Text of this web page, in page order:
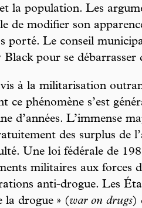
la population. Les
de modifier son
porté. Le conseil
pour se débarrasser
à la militarisation
ce phénomène s’est
d’années. L’immense
des surplus de
Une loi fédérale de
militaires aux forces
anti-drogue. Les
la drogue » (war on drugs)